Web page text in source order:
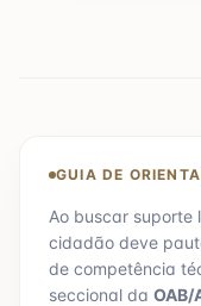
GUIA DE
Ao buscar suporte
cidadão deve
de competência
seccional da OAB/